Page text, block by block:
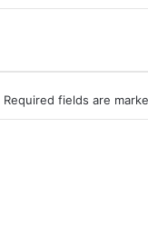
Required fields are